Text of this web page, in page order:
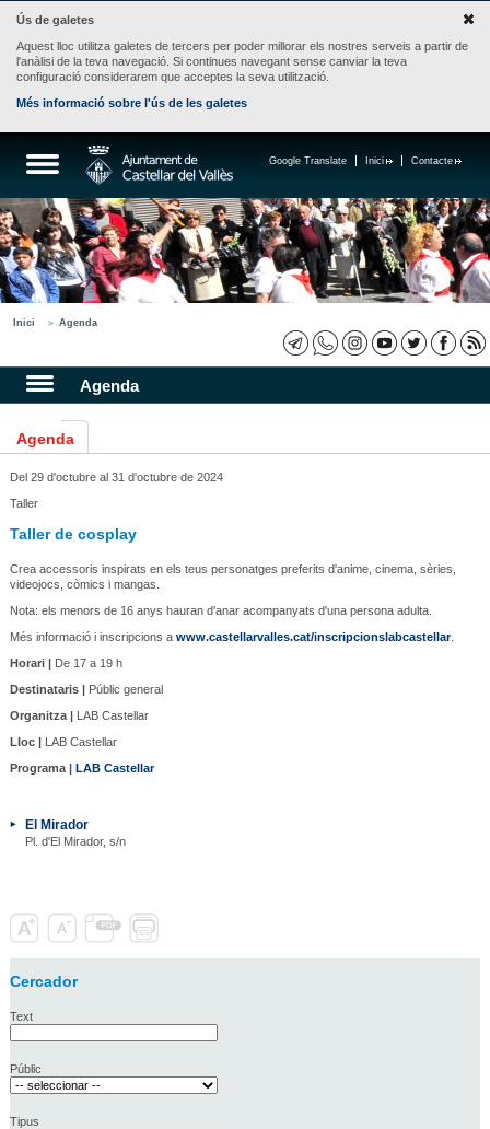
Ús de galetes
Aquest lloc utilitza galetes de tercers per poder millorar els nostres serveis a partir de
l'anàlisi de la teva navegació. Si continues navegant sense canviar la teva
configuració considerarem que acceptes la seva utilització.
Més informació sobre l'ús de les galetes
Contacte
Inici
Google Translate
Inici Agenda
Agenda
Agenda
Del 29 d'octubre al 31 d'octubre de 2024
Taller
Taller de cosplay
Crea accessoris inspirats en els teus personatges preferits d'anime, cinema, sèries,
videojocs, còmics i mangas.
Nota: els menors de 16 anys hauran d'anar acompanyats d'una persona adulta.
Més informació i inscripcions a www.castellarvalles.cat/inscripcionslabcastellar.
Horari |De 17 a 19 h
Destinataris |Públic general
Organitza |LAB Castellar
Lloc |LAB Castellar
Programa | LAB Castellar
El Mirador
Pl. d'El Mirador, s/n
Cercador
Text
Públic
Tipus